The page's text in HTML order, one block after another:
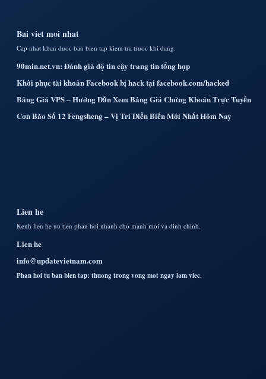
Bai viet moi nhat
Cap nhat khan duoc ban bien tap kiem tra truoc khi dang.
90min.net.vn: Đánh giá độ tin cậy trang tin tổng hợp
Khôi phục tài khoản Facebook bị hack tại facebook.com/hacked
Bảng Giá VPS – Hướng Dẫn Xem Bảng Giá Chứng Khoán Trực Tuyến
Cơn Bão Số 12 Fengsheng – Vị Trí Diễn Biến Mới Nhất Hôm Nay
Lien he
Kenh lien he uu tien phan hoi nhanh cho manh moi va dinh chinh.
Lien he
info@updatevietnam.com
Phan hoi tu ban bien tap: thuong trong vong mot ngay lam viec.